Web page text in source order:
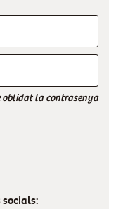
oblidat la contrasenya
socials: